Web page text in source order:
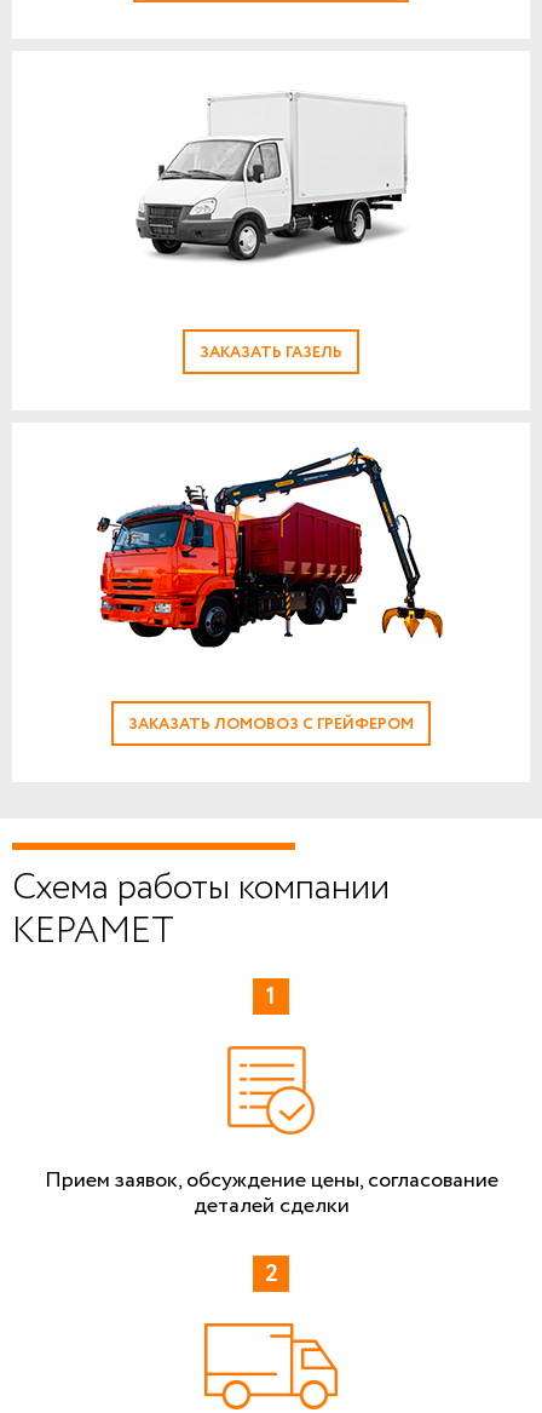
ЗАКАЗАТЬ ГАЗЕЛЬ
ЗАКАЗАТЬ ЛОМОВОЗ С ГРЕЙФЕРОМ
Схема работы компании
КЕРАМЕТ
Прием заявок, обсуждение цены, согласование
деталей сделки